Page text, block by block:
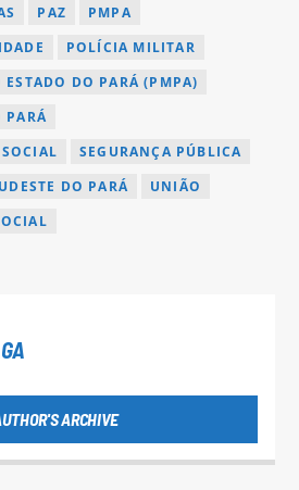
PAZ
PMPA
POLÍCIA MILITAR
DO PARÁ (PMPA)
SEGURANÇA PÚBLICA
DO PARÁ
UNIÃO
ARCHIVE